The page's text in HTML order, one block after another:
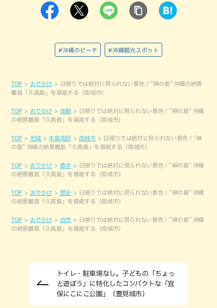
#沖縄のビーチ #沖縄観光スポット
TOP おでかけ
日帰りでは絶対に見られない景色！”神の島” 沖縄の絶景
離島「久高島」を堪能する（南城市）
TOP おでかけ 体験
日帰りでは絶対に見られない景色！”神の島” 沖縄
の絶景離島「久高島」を堪能する（南城市）
TOP 地域 本島南部 南城市
日帰りでは絶対に見られない景色！”神
の島” 沖縄の絶景離島「久高島」を堪能する（南城市）
TOP おでかけ 散歩
日帰りでは絶対に見られない景色！”神の島” 沖縄
の絶景離島「久高島」を堪能する（南城市）
TOP おでかけ 歴史
日帰りでは絶対に見られない景色！”神の島” 沖縄
の絶景離島「久高島」を堪能する（南城市）
TOP おでかけ 自然
日帰りでは絶対に見られない景色！”神の島” 沖縄
の絶景離島「久高島」を堪能する（南城市）
トイレ・駐車場なし。子どもの「ちょっ
と遊ぼう」に特化したコンパクトな「宜
保にこにこ公園」（豊見城市）